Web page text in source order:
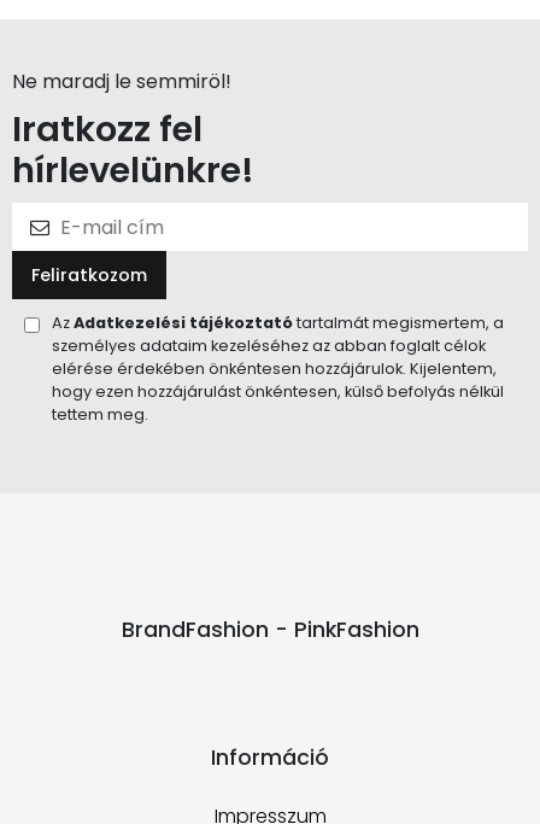
Ne maradj le semmiröl!
Iratkozz fel
hírlevelünkre!
Feliratkozom
AzAdatkezelési tájékoztatótartalmát megismertem, a
személyes adataim kezeléséhez az abban foglalt célok
elérése érdekében önkéntesen hozzájárulok. Kijelentem,
hogy ezen hozzájárulást önkéntesen, külső befolyás nélkül
tettem meg.
BrandFashion - PinkFashion
Információ
Impresszum